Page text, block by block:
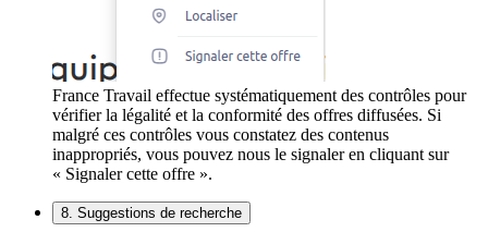
France Travail effectue systématiquement des contrôles pour
vérifier la légalité et la conformité des offres diffusées. Si
malgré ces contrôles vous constatez des contenus
inappropriés, vous pouvez nous le signaler en cliquant sur
« Signaler cette offre ».
8. Suggestions de recherche